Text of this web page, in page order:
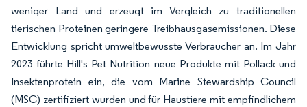
weniger Land und erzeugt im Vergleich zu traditionellen
tierischen Proteinen geringere Treibhausgasemissionen. Diese
Entwicklung spricht umweltbewusste Verbraucher an. Im Jahr
2023 führte Hill's Pet Nutrition neue Produkte mit Pollack und
Insektenprotein ein, die vom Marine Stewardship Council
(MSC) zertifiziert wurden und für Haustiere mit empfindlichem